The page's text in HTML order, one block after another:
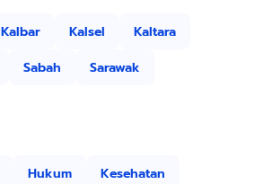
Kalbar Kalsel
Kaltara
Sabah Sarawak
Hukum
Kesehatan